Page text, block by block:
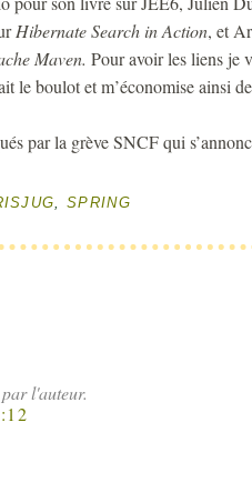
Hibernate Search in Action, et
Maven. Pour avoir les liens je
le boulot et m’économise ainsi
par la grève SNCF qui
,SPRING
l'auteur.